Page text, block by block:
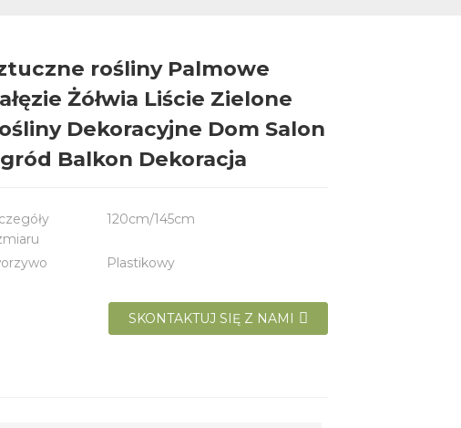
Loading...
Loading...
rośliny Palmowe
Żółwia Liście Zielone
Dekoracyjne Dom Salon
Balkon Dekoracja
120cm/145cm
Plastikowy
SKONTAKTUJ SIĘ Z NAMI